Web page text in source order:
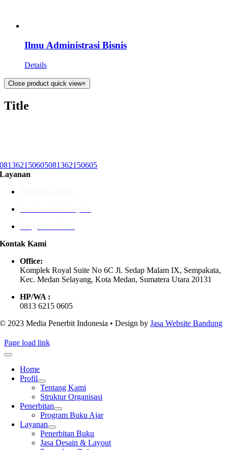
Ilmu Administrasi Bisnis
Details
Close product quick view×
Title
081362150605081362150605
Layanan
Kontak Kami
Office:
Komplek Royal Suite No 6C Jl. Sedap Malam IX, Sempakata,
Kec. Medan Selayang, Kota Medan, Sumatera Utara 20131
HP/WA :
0813 6215 0605
© 2023 Media Penerbit Indonesia • Design byJasa Website Bandung
Page load link
Home
Profil
Tentang Kami
Struktur Organisasi
Penerbitan
Program Buku Ajar
Layanan
Penerbitan Buku
Jasa Desain & Layout